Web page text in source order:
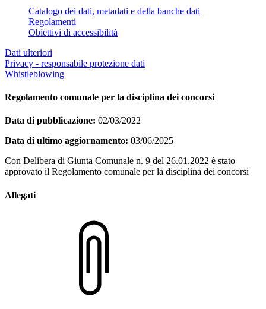
Catalogo dei dati, metadati e della banche dati
Regolamenti
Obiettivi di accessibilità
Dati ulteriori
Privacy - responsabile protezione dati
Whistleblowing
Regolamento comunale per la disciplina dei concorsi
Data di pubblicazione: 02/03/2022
Data di ultimo aggiornamento: 03/06/2025
Con Delibera di Giunta Comunale n. 9 del 26.01.2022 è stato
approvato il Regolamento comunale per la disciplina dei concorsi
Allegati